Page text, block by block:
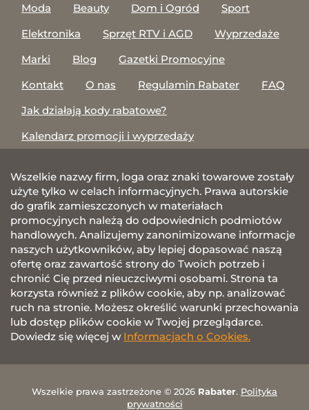
Moda Beauty Dom i Ogród
Sport
Elektronika
Sprzęt RTV i AGD
Wyprzedaże
Marki
Blog
Gazetki Promocyjne
Kontakt
O nas Regulamin Rabater
FAQ
Jak działają kody rabatowe?
Kalendarz promocji i wyprzedaży
Wszelkie nazwy firm, loga oraz znaki towarowe zostały
użyte tylko w celach informacyjnych. Prawa autorskie
do grafik zamieszczonych w materiałach
promocyjnych należą do odpowiednich podmiotów
handlowych. Analizujemy zanonimizowane informacje
naszych użytkowników, aby lepiej dopasować naszą
ofertę oraz zawartość strony do Twoich potrzeb i
chronić Cię przed nieuczciwymi osobami. Strona ta
korzysta również z plików cookie, aby np. analizować
ruch na stronie. Możesz określić warunki przechowania
lub dostęp plików cookie w Twojej przeglądarce.
Dowiedz się więcej w Informacjach o Cookies.
Wszelkie prawa zastrzeżone © 2026 Rabater. Polityka
prywatności